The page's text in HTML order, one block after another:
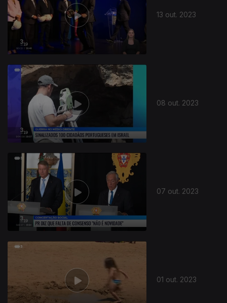
13 out. 2023
08 out. 2023
07 out. 2023
01 out. 2023